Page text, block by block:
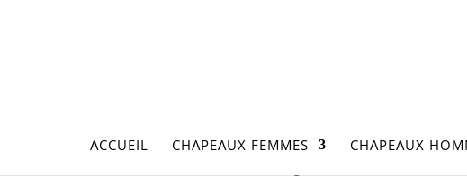
ACCUEIL CHAPEAUX FEMMES CHAPEAUX